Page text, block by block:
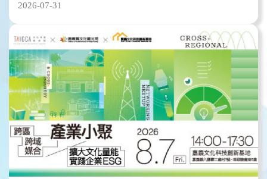
2026-07-31